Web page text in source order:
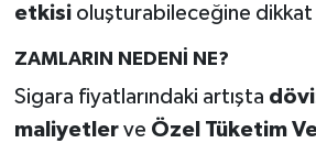
etkisioluşturabileceğine dikkat
ZAMLARIN NEDENİ NE?
Sigara fiyatlarındaki artışta
maliyetlerve Özel Tüketim